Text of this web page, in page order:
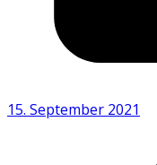
15. September 2021